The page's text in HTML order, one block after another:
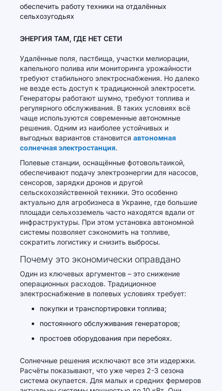
ЭНЕРГИЯ ТАМ, ГДЕ НЕТ СЕТИ
Удалённые поля, пастбища, участки мелиорации,
капельного полива или мониторинга урожайности
требуют стабильного электроснабжения. Но далеко
не везде есть доступ к традиционной электросети.
Генераторы работают шумно, требуют топлива и
регулярного обслуживания. В таких условиях всё
чаще используются современные автономные
решения. Одним из наиболее устойчивых и
выгодных вариантов становится автономная
солнечная электростанция.
Полевые станции, оснащённые фотовольтаикой,
обеспечивают подачу электроэнергии для насосов,
сенсоров, зарядки дронов и другой
сельскохозяйственной техники. Это особенно
актуально для агробизнеса в Украине, где большие
площади сельхозземель часто находятся вдали от
инфраструктуры. При этом установка автономной
системы позволяет сэкономить на топливе,
сократить логистику и снизить выбросы.
Почему это экономически оправдано
Один из ключевых аргументов – это снижение
операционных расходов. Традиционное
электроснабжение в полевых условиях требует:
покупки и транспортировки топлива;
постоянного обслуживания генераторов;
простоев оборудования при перебоях.
Солнечные решения исключают все эти издержки.
Расчёты показывают, что уже через 2-3 сезона
система окупается. Для малых и средних фермеров